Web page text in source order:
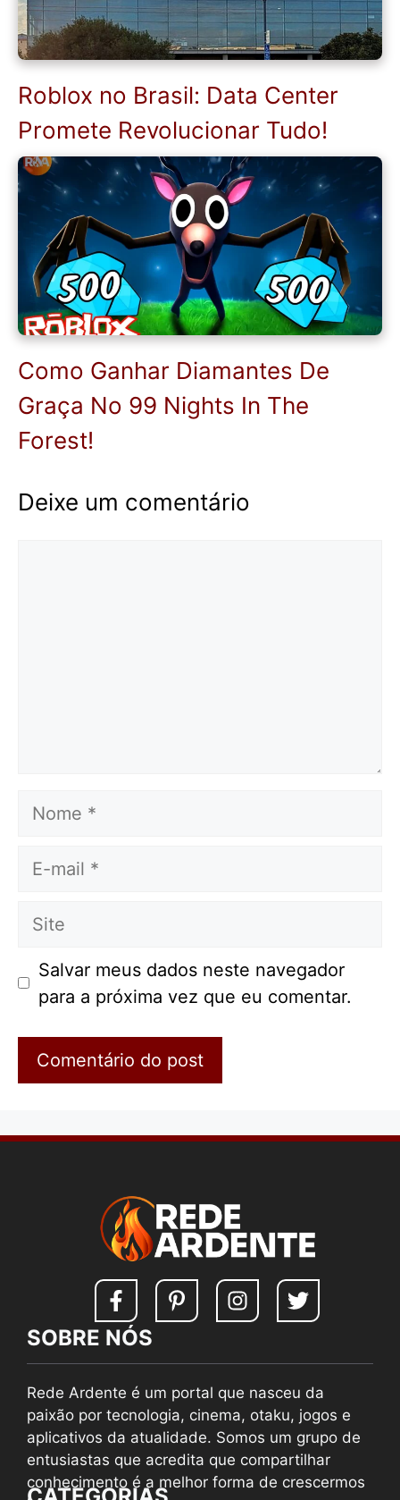
Roblox no Brasil: Data Center
Promete Revolucionar Tudo!
Como Ganhar Diamantes De
Graça No 99 Nights In The
Forest!
Deixe um comentário
Nome
E-
Site
Salvar meus dados neste navegador
para a próxima vez que eu comentar.
SOBRE NÓS
Rede Ardente é um portal que nasceu da
paixão por tecnologia, cinema, otaku, jogos e
aplicativos da atualidade. Somos um grupo de
entusiastas que acredita que compartilhar
conhecimento é a melhor forma de crescermos